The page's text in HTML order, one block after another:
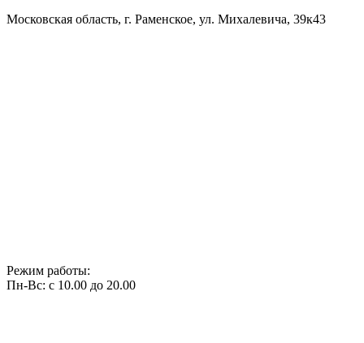
Московская область, г. Раменское, ул. Михалевича, 39к43
Режим работы:
Пн-Вс: с 10.00 до 20.00